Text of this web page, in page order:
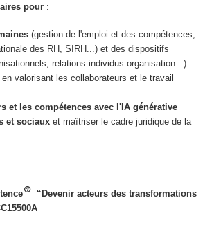
pour :
(gestion de l'emploi et des compétences,
des RH, SIRH...) et des dispositifs
relations individus organisation...)
valorisant les collaborateurs et le travail
et les compétences avec l'IA générative
et sociauxet maîtriser le cadre juridique de la
“Devenir acteurs des transformations